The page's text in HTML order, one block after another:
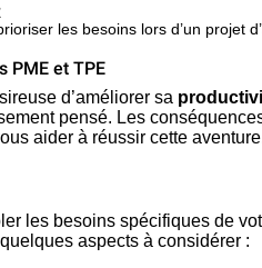
les besoins lors d’un projet
PME et TPE
d’améliorer sa
pensé. Les
aider à réussir cette
les besoins spécifiques de
aspects à considérer :